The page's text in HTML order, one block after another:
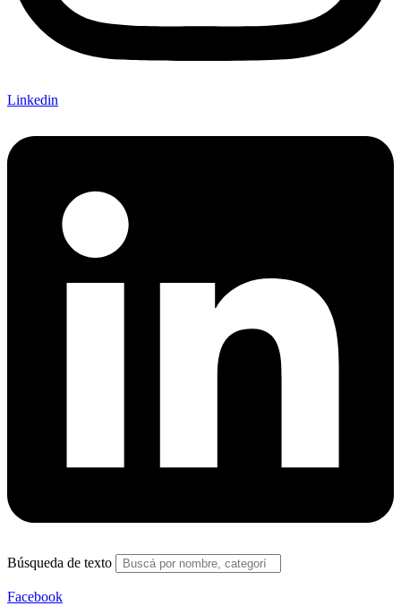
Linkedin
Búsqueda de texto
Facebook